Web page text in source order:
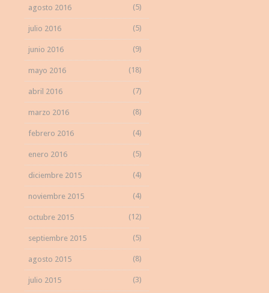
agosto 2016 (5)
julio 2016 (5)
junio 2016 (9)
mayo 2016 (18)
abril 2016 (7)
marzo 2016 (8)
febrero 2016 (4)
enero 2016 (5)
diciembre 2015 (4)
noviembre 2015 (4)
octubre 2015 (12)
septiembre 2015 (5)
agosto 2015 (8)
julio 2015 (3)